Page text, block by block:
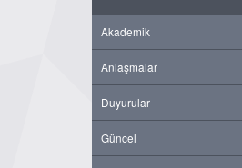
Akademik
Anlaşmalar
Duyurular
Güncel